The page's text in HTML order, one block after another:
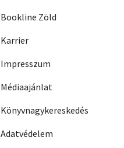
Bookline Zöld
Karrier
Impresszum
Médiaajánlat
Könyvnagykereskedés
Adatvédelem